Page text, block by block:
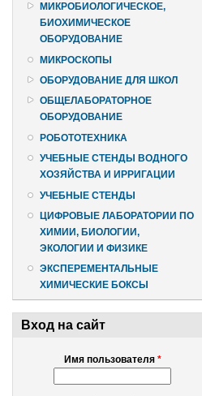
МИКРОБИОЛОГИЧЕСКОЕ,
БИОХИМИЧЕСКОЕ
ОБОРУДОВАНИЕ
МИКРОСКОПЫ
ОБОРУДОВАНИЕ ДЛЯ ШКОЛ
ОБЩЕЛАБОРАТОРНОЕ
ОБОРУДОВАНИЕ
РОБОТОТЕХНИКА
УЧЕБНЫЕ СТЕНДЫ ВОДНОГО
ХОЗЯЙСТВА И ИРРИГАЦИИ
УЧЕБНЫЕ СТЕНДЫ
ЦИФРОВЫЕ ЛАБОРАТОРИИ ПО
ХИМИИ, БИОЛОГИИ,
ЭКОЛОГИИ И ФИЗИКЕ
ЭКСПЕРЕМЕНТАЛЬНЫЕ
ХИМИЧЕСКИЕ БОКСЫ
Вход на сайт
Имя пользователя *